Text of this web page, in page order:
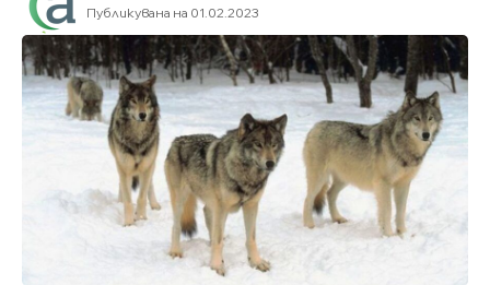
Публикувана на 01.02.2023